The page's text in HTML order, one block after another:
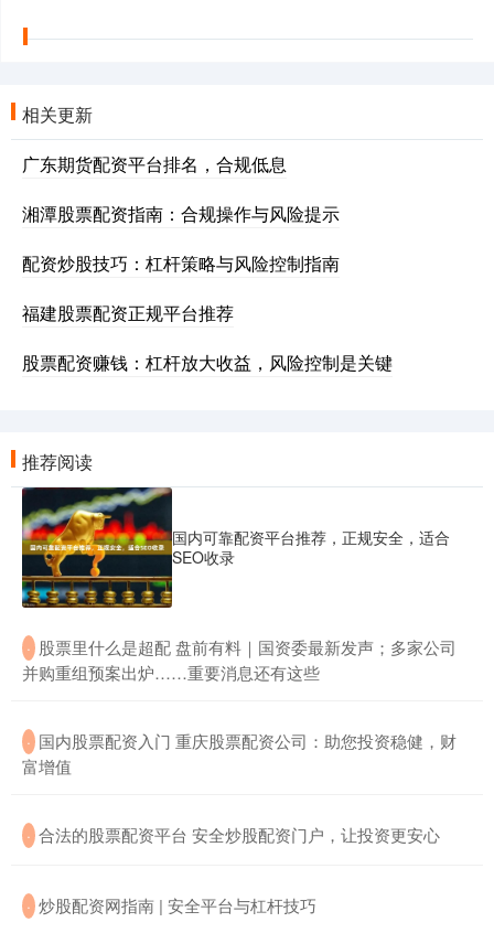
相关更新
广东期货配资平台排名，合规低息
湘潭股票配资指南：合规操作与风险提示
配资炒股技巧：杠杆策略与风险控制指南
福建股票配资正规平台推荐
股票配资赚钱：杠杆放大收益，风险控制是关键
推荐阅读
国内可靠配资平台推荐，正规安全，适合
SEO收录
· ​股票里什么是超配 盘前有料｜国资委最新发声；多家公司
并购重组预案出炉……重要消息还有这些
· ​国内股票配资入门 重庆股票配资公司：助您投资稳健，财
富增值
· ​合法的股票配资平台 安全炒股配资门户，让投资更安心
· ​炒股配资网指南 | 安全平台与杠杆技巧